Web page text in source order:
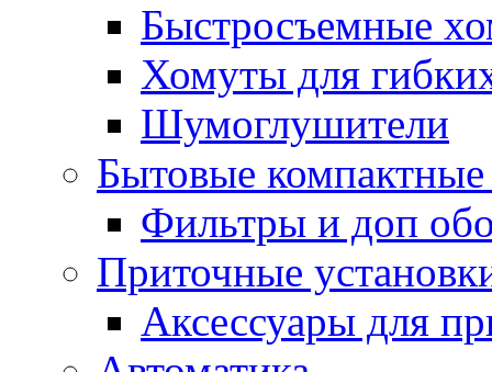
Быстросъемные
Хомуты для
Шумоглушители
Бытовые
Фильтры и доп
Приточные
Аксессуары для